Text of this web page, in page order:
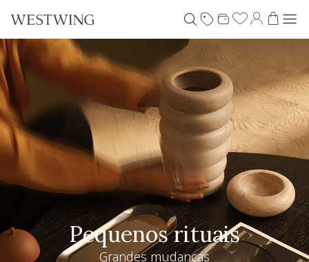
Pequenos rituais
Grandes mudanças